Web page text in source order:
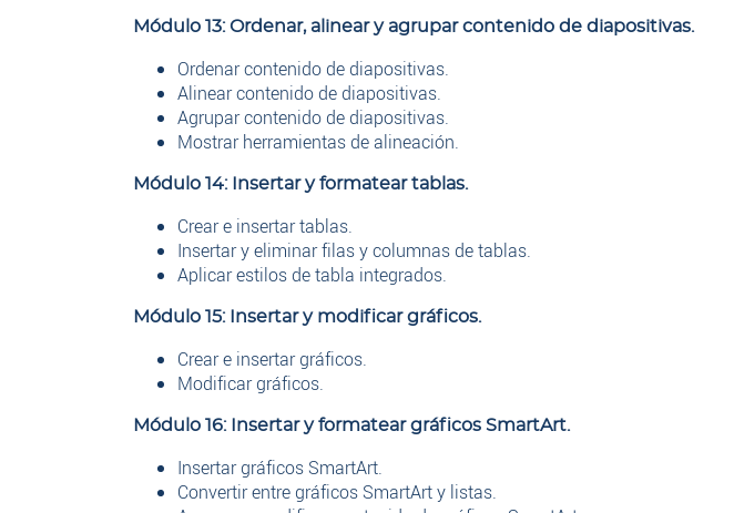
Módulo 13: Ordenar, alinear y agrupar contenido de diapositivas.
Ordenar contenido de diapositivas.
Alinear contenido de diapositivas.
Agrupar contenido de diapositivas.
Mostrar herramientas de alineación.
Módulo 14: Insertar y formatear tablas.
Crear e insertar tablas.
Insertar y eliminar filas y columnas de tablas.
Aplicar estilos de tabla integrados.
Módulo 15: Insertar y modificar gráficos.
Crear e insertar gráficos.
Modificar gráficos.
Módulo 16: Insertar y formatear gráficos SmartArt.
Insertar gráficos SmartArt.
Convertir entre gráficos SmartArt y listas.